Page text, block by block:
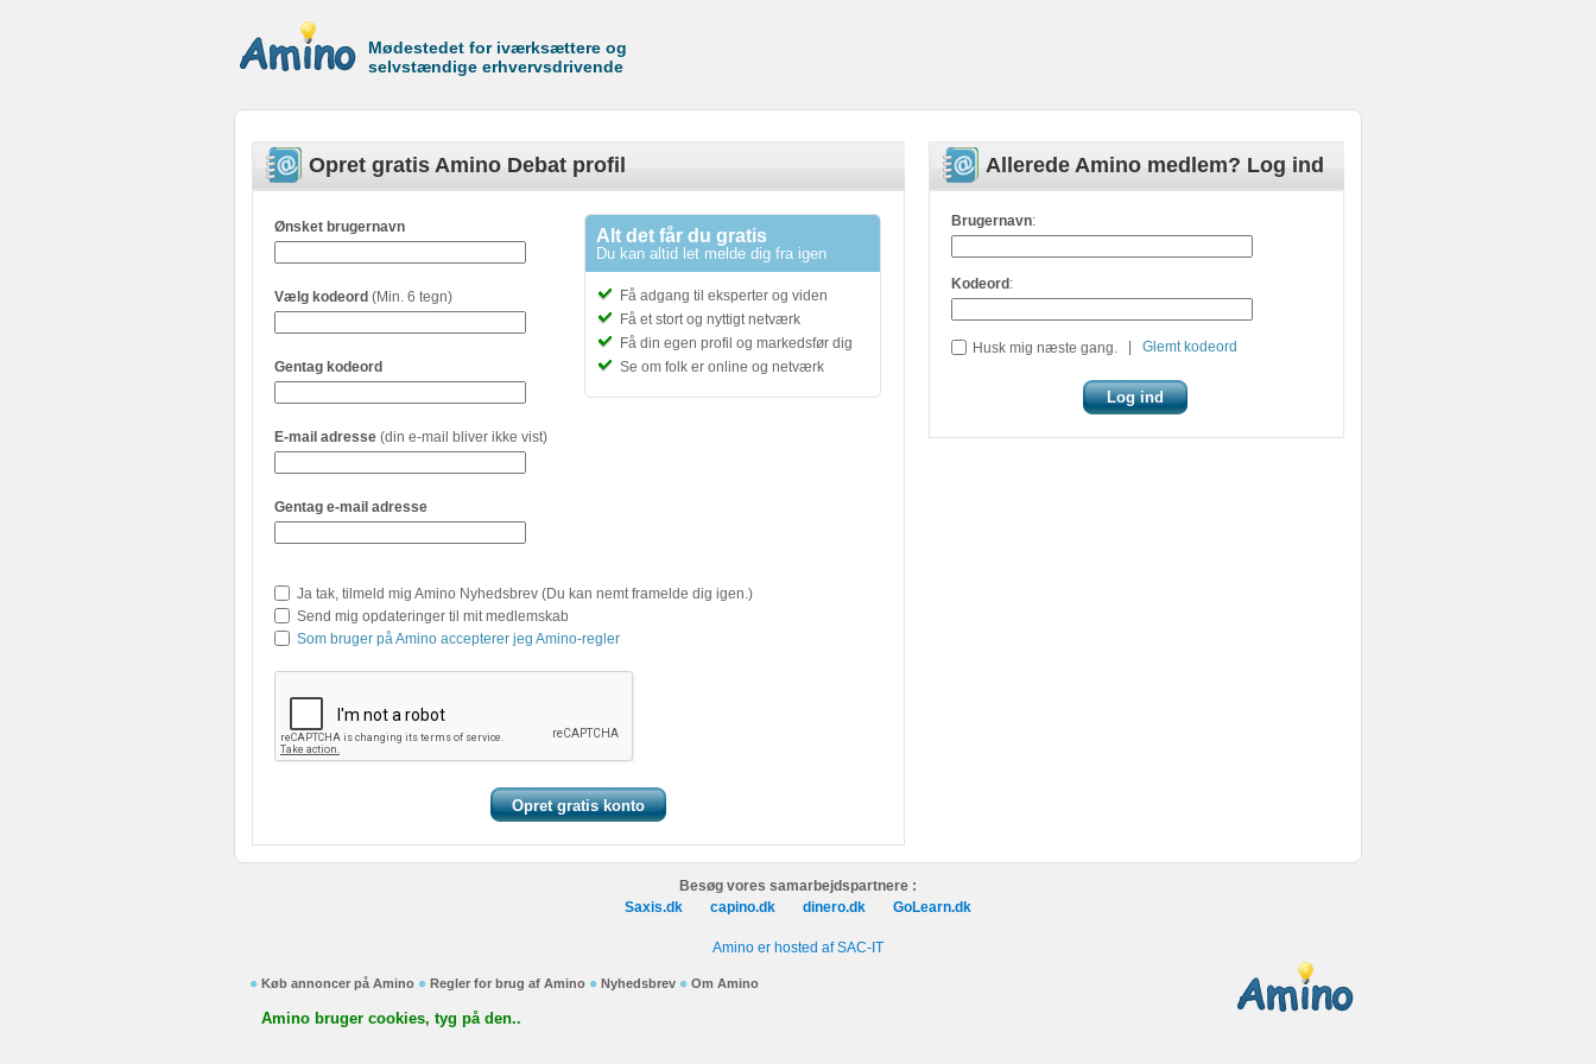
Mødestedet for iværksættere og
selvstændige erhvervsdrivende
Allerede Amino medlem? Log ind
Brugernavn:
Kodeord :
Husk mig næste gang. Glemt kodeord
Opret gratis Amino Debat profil
Alt det får du gratis
Du kan altid let melde dig fra igen
Få adgang til eksperter og viden
Få et stort og nyttigt netværk
Få din egen profil og markedsfør dig
Se om folk er online og netværk
Ønsket brugernavn
Vælg kodeord (Min. 6 tegn)
Gentag kodeord
E-mail adresse (din e-mail bliver ikke vist)
Gentag e-mail adresse
Ja tak, tilmeld mig Amino Nyhedsbrev (Du kan nemt framelde dig igen.)
Send mig opdateringer til mit medlemskab
Som bruger på Amino accepterer jeg Amino-regler
Besøg vores samarbejdspartnere :
Saxis.dk
capino.dk dinero.dk GoLearn.dk
Amino er hosted af SAC-IT
Køb annoncer på Amino Regler for brug af Amino Nyhedsbrev Om Amino
Amino bruger cookies, tyg på den..